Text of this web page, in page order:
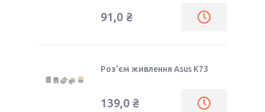
91,0 ₴
Роз'єм живлення Asus K73
139,0 ₴